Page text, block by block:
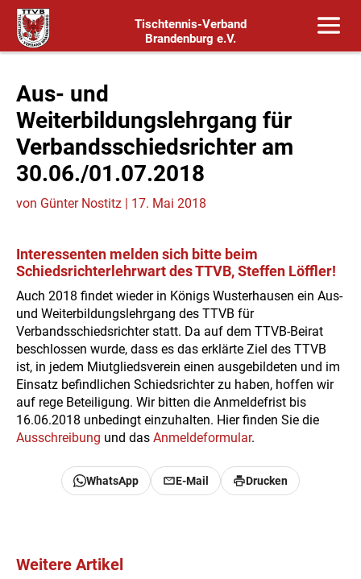
Tischtennis-Verband
Brandenburg e.V.
Aus- und
Weiterbildungslehrgang für
Verbandsschiedsrichter am
30.06./01.07.2018
von Günter Nostitz | 17. Mai 2018
Interessenten melden sich bitte beim
Schiedsrichterlehrwart des TTVB, Steffen Löffler!
Auch 2018 findet wieder in Königs Wusterhausen ein Aus-
und Weiterbildungslehrgang des TTVB für
Verbandsschiedsrichter statt. Da auf dem TTVB-Beirat
beschlossen wurde, dass es das erklärte Ziel des TTVB
ist, in jedem Miutgliedsverein einen ausgebildeten und im
Einsatz befindlichen Schiedsrichter zu haben, hoffen wir
auf rege Beteiligung. Wir bitten die Anmeldefrist bis
16.06.2018 unbedingt einzuhalten. Hier finden Sie die
Ausschreibung und das Anmeldeformular.
WhatsApp E-Mail Drucken
Weitere Artikel